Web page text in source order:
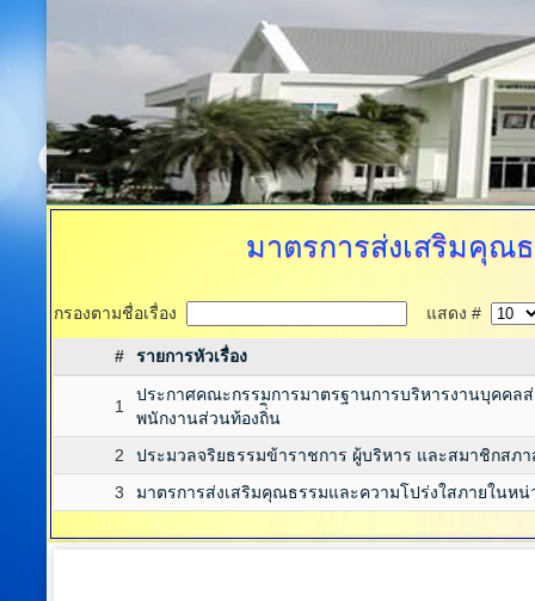
มาตรการส่งเสริมคุณ
กรองตามชื่อเรื่อง แสดง #
# รายการหัวเรื่อง
1
ประกาศคณะกรรมการมาตรฐานการบริหารงานบุคคล
พนักงานส่วนท้องถิ่ิน
2
ประมวลจริยธรรมข้าราชการ ผู้บริหาร และสมาชิกสภ
3
มาตรการส่งเสริมคุณธรรมและความโปร่งใสภายในหน่